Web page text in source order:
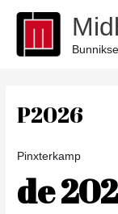
inhoud
P2026
Pinxterkamp
de